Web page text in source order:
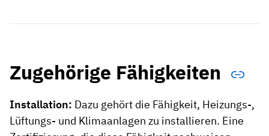
Zugehörige Fähigkeiten
Installation: Dazu gehört die Fähigkeit, Heizungs-,
Lüftungs- und Klimaanlagen zu installieren. Eine